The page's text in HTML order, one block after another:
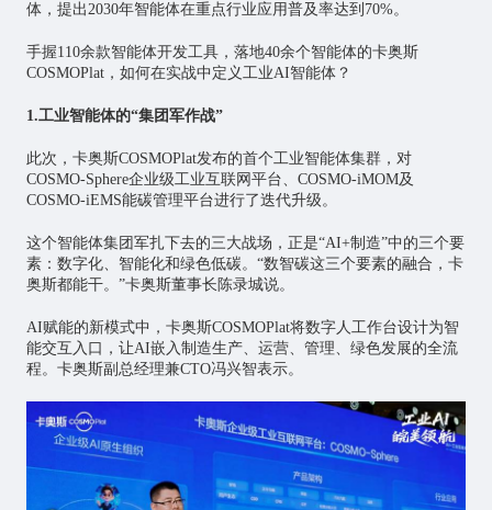
体，提出2030年智能体在重点行业应用普及率达到70%。
手握110余款智能体开发工具，落地40余个智能体的卡奥斯
COSMOPlat，如何在实战中定义工业AI智能体？
1.工业智能体的“集团军作战”
此次，卡奥斯COSMOPlat发布的首个工业智能体集群，对
COSMO-Sphere企业级工业互联网平台、COSMO-iMOM及
COSMO-iEMS能碳管理平台进行了迭代升级。
这个智能体集团军扎下去的三大战场，正是“AI+制造”中的三个要
素：数字化、智能化和绿色低碳。“数智碳这三个要素的融合，卡
奥斯都能干。”卡奥斯董事长陈录城说。
AI赋能的新模式中，卡奥斯COSMOPlat将数字人工作台设计为智
能交互入口，让AI嵌入制造生产、运营、管理、绿色发展的全流
程。卡奥斯副总经理兼CTO冯兴智表示。